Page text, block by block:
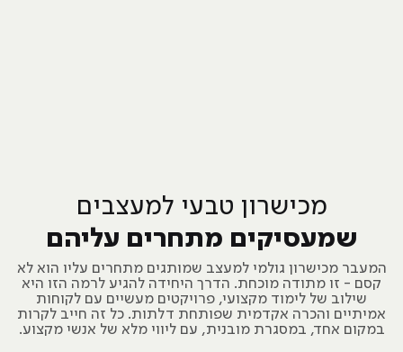
מכישרון טבעי למעצבים
שמעסיקים מתחרים עליהם
המעבר מכישרון גולמי למעצב שמותגים מתחרים עליו הוא לא
קסם - זו מתודה מוכחת. הדרך היחידה להגיע לרמה הזו היא
שילוב של לימוד מקצועי, פרויקטים מעשיים עם לקוחות
אמיתיים והכרה אקדמית שפותחת דלתות. כל זה חייב לקרות
במקום אחד, במסגרת מובנית, עם ליווי מלא של אנשי מקצוע.